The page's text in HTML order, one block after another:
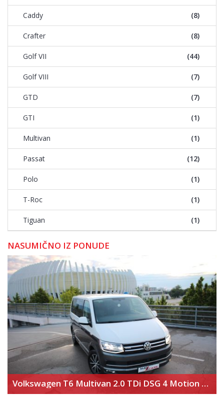
Caddy (8)
Crafter (8)
Golf VII (44)
Golf VIII (7)
GTD (7)
GTI (1)
Multivan (1)
Passat (12)
Polo (1)
T-Roc (1)
Tiguan (1)
NASUMIČNO IZ PONUDE
Volkswagen T6 Multivan 2.0 TDi DSG 4 Motion Highline